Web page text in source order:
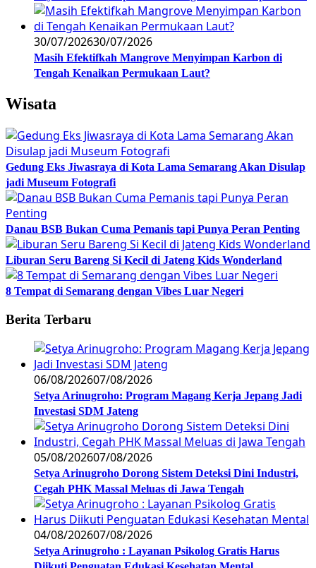
30/07/202630/07/2026
Masih Efektifkah Mangrove Menyimpan Karbon di
Tengah Kenaikan Permukaan Laut?
Wisata
Gedung Eks Jiwasraya di Kota Lama Semarang Akan Disulap
jadi Museum Fotografi
Danau BSB Bukan Cuma Pemanis tapi Punya Peran Penting
Liburan Seru Bareng Si Kecil di Jateng Kids Wonderland
8 Tempat di Semarang dengan Vibes Luar Negeri
Berita Terbaru
06/08/202607/08/2026
Setya Arinugroho: Program Magang Kerja Jepang Jadi
Investasi SDM Jateng
05/08/202607/08/2026
Setya Arinugroho Dorong Sistem Deteksi Dini Industri,
Cegah PHK Massal Meluas di Jawa Tengah
04/08/202607/08/2026
Setya Arinugroho : Layanan Psikolog Gratis Harus